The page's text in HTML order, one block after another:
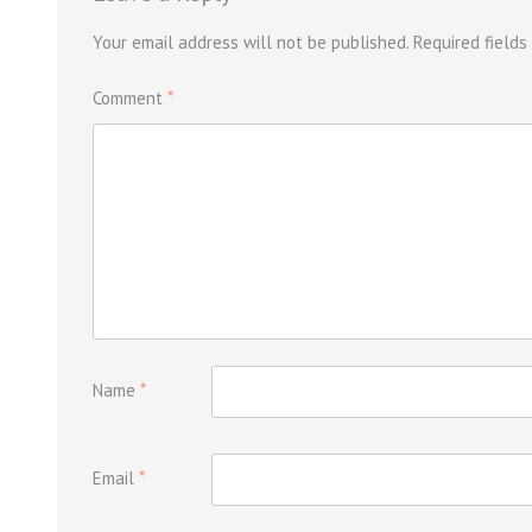
Your email address will not be published. Required fields
Comment *
Name *
Email *